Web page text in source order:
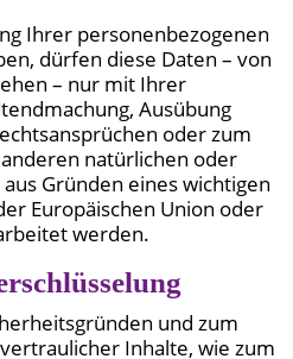
Ihrer personenbezogenen
dürfen diese Daten – von
– nur mit Ihrer
Ausübung
oder zum
natürlichen oder
Gründen eines wichtigen
Europäischen Union oder
werden.
und zum
Inhalte, wie zum